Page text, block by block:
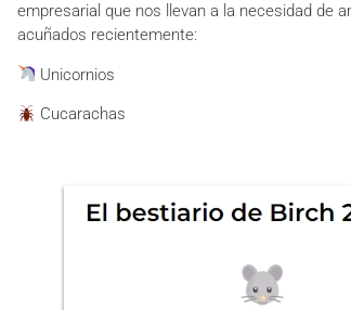
empresarial que nos llevan a la necesidad de
acuñados recientemente:
Unicornios
Cucarachas